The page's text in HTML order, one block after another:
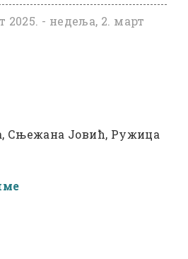
2025. - недеља, 2. март
Сњежана Јовић, Ружица